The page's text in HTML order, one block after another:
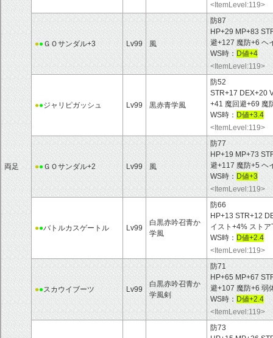
両足
<ItemLevel:119>
●●ＧＯサンダル+3 Lv99 風
防87
HP+29 MP+83
避+127 魔防+6 ヘ
WS時： D値+4
<ItemLevel:119>
●●ジャリピガッシュ Lv99 黒赤青学風
防52
STR+17 DEX+20
+41 魔回避+69 魔
WS時： D値+3.4
<ItemLevel:119>
●●ＧＯサンダル+2 Lv99 風
防77
HP+19 MP+73
避+117 魔防+5 ヘ
WS時： D値+3
<ItemLevel:119>
●●バトルカスゲートル Lv99
白黒赤吟召青か
学風
防66
HP+13 STR+12
イスト+4% スト
WS時： D値+2.4
<ItemLevel:119>
●●スカウイブーツ Lv99
白黒赤吟召青か
学風剣
防71
HP+65 MP+67
避+107 魔防+6 弱
WS時： D値+2.4
<ItemLevel:119>
防73